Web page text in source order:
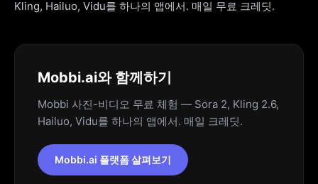
Kling, Hailuo, Vidu를 하나의 앱에서. 매일 무료 크레딧.
Mobbi.ai와 함께하기
Mobbi 사진-비디오 무료 체험 — Sora 2, Kling 2.6,
Hailuo, Vidu를 하나의 앱에서. 매일 크레딧.
Mobbi.ai 플랫폼 살펴보기